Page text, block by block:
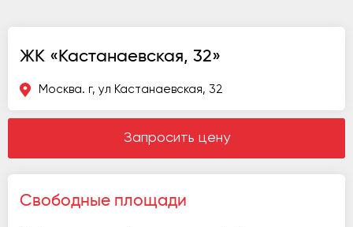
ЖК «Кастанаевская, 32»
Москва. г, ул Кастанаевская, 32
Запросить цену
Свободные площади